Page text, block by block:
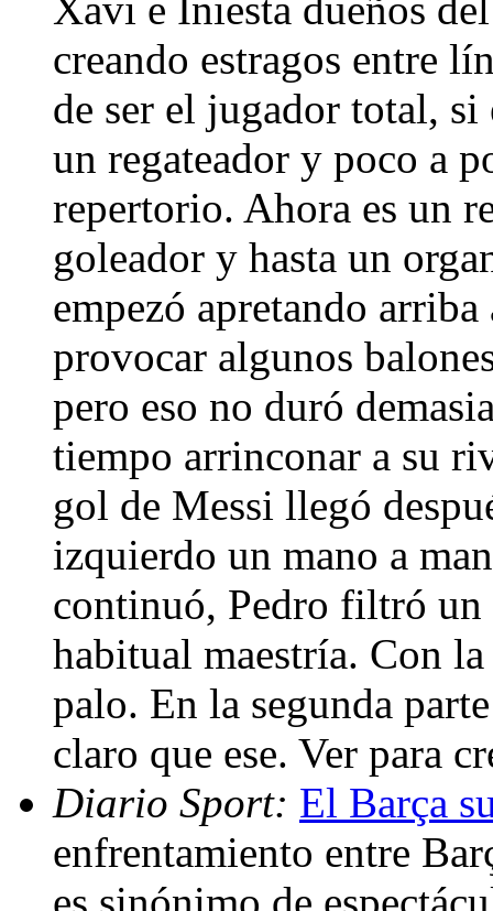
creando estragos entre
de ser el jugador total, si
un regateador y poco a
repertorio. Ahora es un
goleador y hasta un
empezó apretando
provocar algunos
pero eso no duró
tiempo arrinconar a su
gol de Messi llegó
izquierdo un mano a
continuó, Pedro filtró un
habitual maestría. Con
palo. En la segunda
claro que ese. Ver para
Diario Sport: El Barça
enfrentamiento entre
es sinónimo de